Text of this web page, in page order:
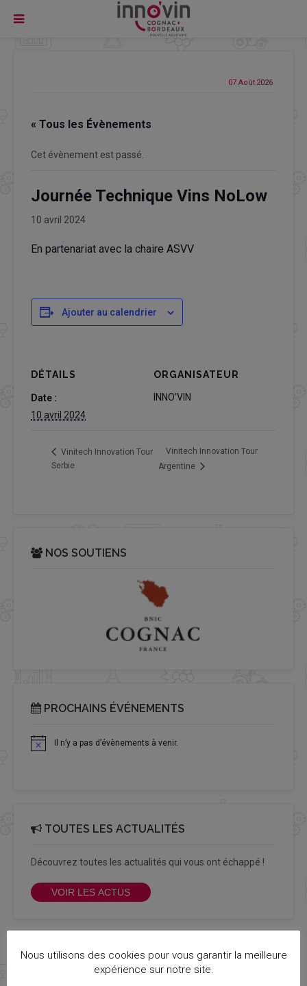
07 Août 2026
« Tous les Évènements
Cet évènement est passé.
Journée Technique Vins NoLow
10 avril 2024
En partenariat avec la chaire ASVV
Ajouter au calendrier
DÉTAILS
Date :
10 avril 2024
ORGANISATEUR
INNO’VIN
Vinitech Innovation Tour
Serbie
Vinitech Innovation Tour
Argentine
NOS SOUTIENS
PROCHAINS ÉVÉNEMENTS
Notice Il n’y a pas d’évènements à venir.
TOUTES LES ACTUALITÉS
Découvrez toutes les actualités qui vous ont échappé !
VOIR LES ACTUS
NEWSLETTER INNOVIN
Nous utilisons des cookies pour vous garantir la meilleure
expérience sur notre site.